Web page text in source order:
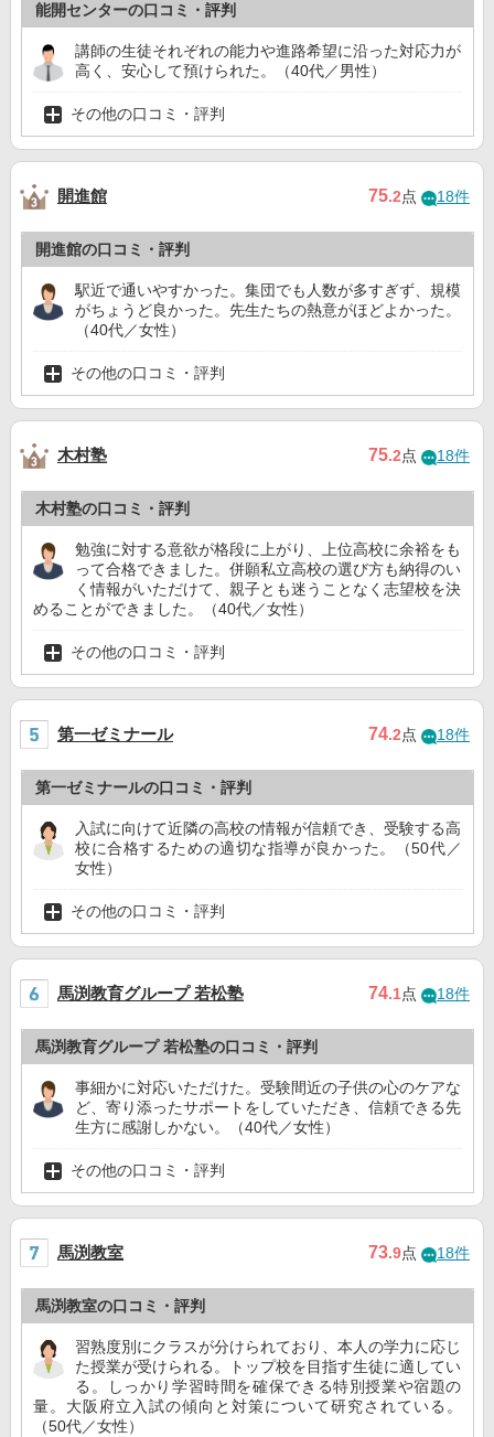
能開センターの口コミ・評判
講師の生徒それぞれの能力や進路希望に沿った対応力が
高く、安心して預けられた。（40代／男性）
その他の口コミ・評判
開進館 75.2点 18件
開進館の口コミ・評判
駅近で通いやすかった。集団でも人数が多すぎず、規模
がちょうど良かった。先生たちの熱意がほどよかった。
（40代／女性）
その他の口コミ・評判
木村塾 75.2点 18件
木村塾の口コミ・評判
勉強に対する意欲が格段に上がり、上位高校に余裕をも
って合格できました。併願私立高校の選び方も納得のい
く情報がいただけて、親子とも迷うことなく志望校を決
めることができました。（40代／女性）
その他の口コミ・評判
第一ゼミナール 74.2点 18件
第一ゼミナールの口コミ・評判
入試に向けて近隣の高校の情報が信頼でき、受験する高
校に合格するための適切な指導が良かった。（50代／
女性）
その他の口コミ・評判
馬渕教育グループ 若松塾 74.1点 18件
馬渕教育グループ 若松塾の口コミ・評判
事細かに対応いただけた。受験間近の子供の心のケアな
ど、寄り添ったサポートをしていただき、信頼できる先
生方に感謝しかない。（40代／女性）
その他の口コミ・評判
馬渕教室 73.9点 18件
馬渕教室の口コミ・評判
習熟度別にクラスが分けられており、本人の学力に応じ
た授業が受けられる。トップ校を目指す生徒に適してい
る。しっかり学習時間を確保できる特別授業や宿題の
量。大阪府立入試の傾向と対策について研究されている。
（50代／女性）